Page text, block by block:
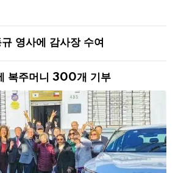
영사에 감사장 수여
복주머니 300개 기부